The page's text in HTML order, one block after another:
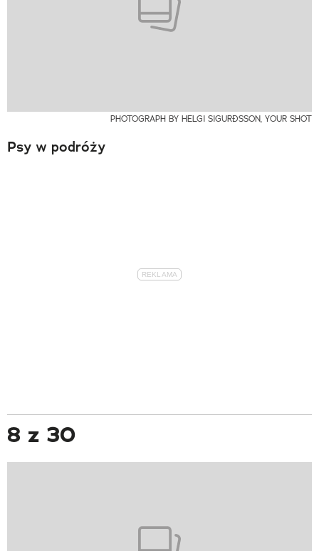
PHOTOGRAPH BY HELGI SIGURÐSSON, YOUR SHOT
Psy w podróży
8 z 30